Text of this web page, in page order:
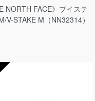
NORTH FACE》ブイステ
V-STAKE M（NN32314）